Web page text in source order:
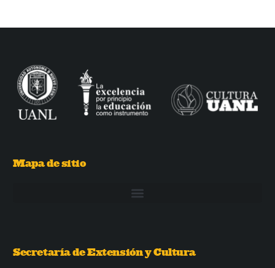
Mapa de sitio
Secretaría de Extensión y Cultura